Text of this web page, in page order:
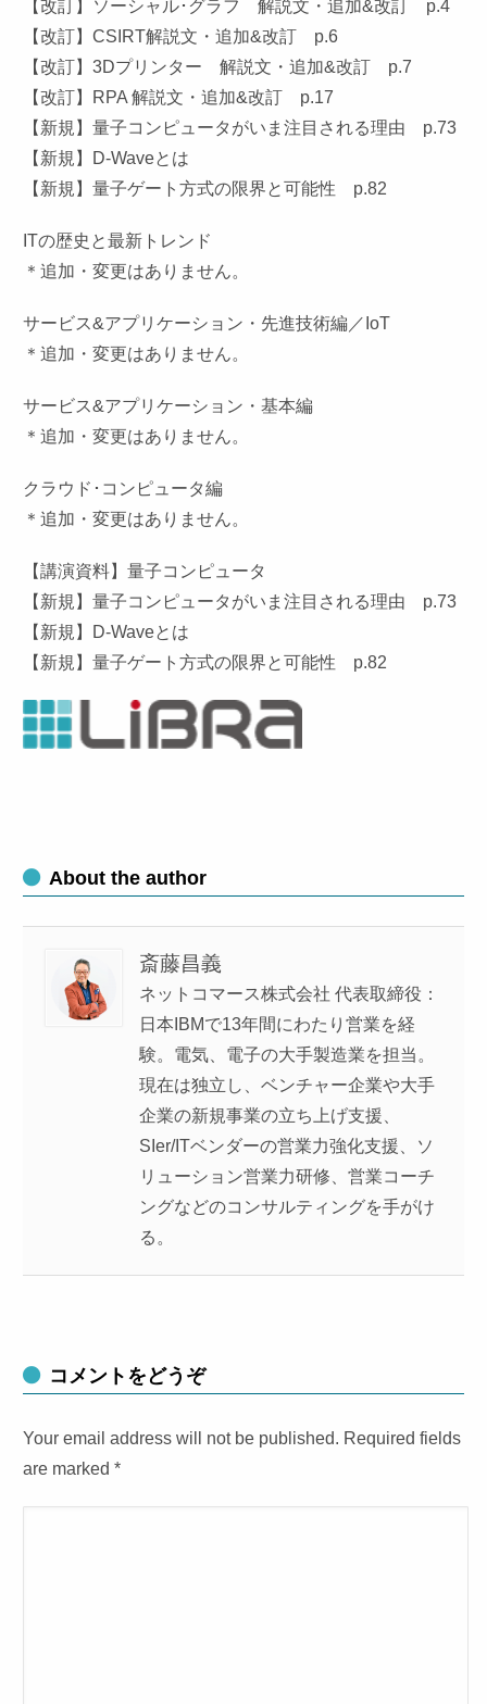
【改訂】ソーシャル･グラフ 解説文・追加&改訂 p.4
【改訂】CSIRT解説文・追加&改訂 p.6
【改訂】3Dプリンター 解説文・追加&改訂 p.7
【改訂】RPA 解説文・追加&改訂 p.17
【新規】量子コンピュータがいま注目される理由 p.73
【新規】D-Waveとは
【新規】量子ゲート方式の限界と可能性 p.82
ITの歴史と最新トレンド
＊追加・変更はありません。
サービス&アプリケーション・先進技術編／IoT
＊追加・変更はありません。
サービス&アプリケーション・基本編
＊追加・変更はありません。
クラウド･コンピュータ編
＊追加・変更はありません。
【講演資料】量子コンピュータ
【新規】量子コンピュータがいま注目される理由 p.73
【新規】D-Waveとは
【新規】量子ゲート方式の限界と可能性 p.82
About the author
斎藤昌義
ネットコマース株式会社 代表取締役：
日本IBMで13年間にわたり営業を経
験。電気、電子の大手製造業を担当。
現在は独立し、ベンチャー企業や大手
企業の新規事業の立ち上げ支援、
SIer/ITベンダーの営業力強化支援、ソ
リューション営業力研修、営業コーチ
ングなどのコンサルティングを手がけ
る。
コメントをどうぞ
Your email address will not be published. Required fields
are marked*